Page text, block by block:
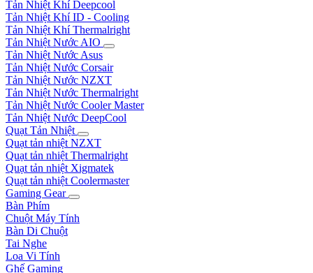
Tản Nhiệt Khí Deepcool
Tản Nhiệt Khí ID - Cooling
Tản Nhiệt Khí Thermalright
Tản Nhiệt Nước AIO
Tản Nhiệt Nước Asus
Tản Nhiệt Nước Corsair
Tản Nhiệt Nước NZXT
Tản Nhiệt Nước Thermalright
Tản Nhiệt Nước Cooler Master
Tản Nhiệt Nước DeepCool
Quạt Tản Nhiệt
Quạt tản nhiệt NZXT
Quạt tản nhiệt Thermalright
Quạt tản nhiệt Xigmatek
Quạt tản nhiệt Coolermaster
Gaming Gear
Bàn Phím
Chuột Máy Tính
Bàn Di Chuột
Tai Nghe
Loa Vi Tính
Ghế Gaming